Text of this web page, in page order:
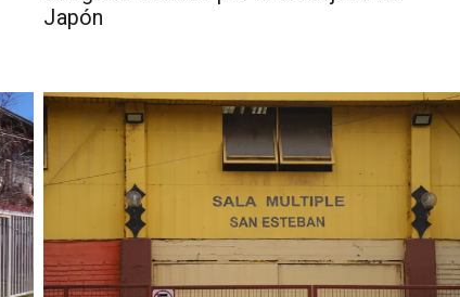
Japón